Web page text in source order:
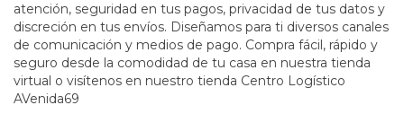
atención, seguridad en tus pagos, privacidad de tus datos y
discreción en tus envíos. Diseñamos para ti diversos canales
de comunicación y medios de pago. Compra fácil, rápido y
seguro desde la comodidad de tu casa en nuestra tienda
virtual o visítenos en nuestro tienda Centro Logístico
AVenida69